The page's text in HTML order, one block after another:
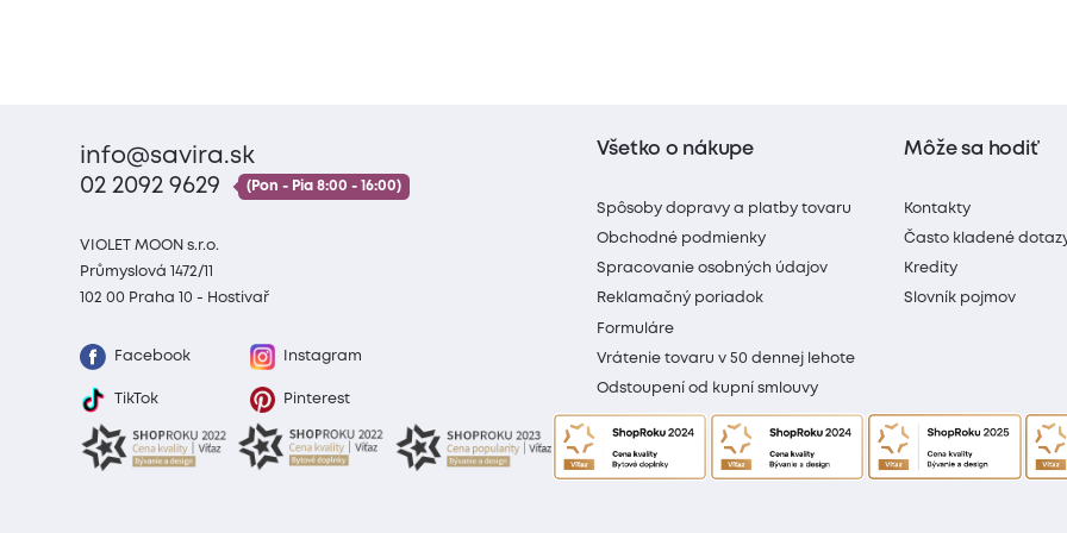
info@savira.sk
02 2092 9629
(Pon - Pia 8:00 - 16:00)
VIOLET MOON s.r.o.
Průmyslová 1472/11
102 00 Praha 10 - Hostivař
Facebook Instagram
TikTok Pinterest
Všetko o nákupe
Spôsoby dopravy a platby tovaru
Obchodné podmienky
Spracovanie osobných údajov
Reklamačný poriadok
Formuláre
Vrátenie tovaru v 50 dennej lehote
Odstoupení od kupní smlouvy
Môže sa hodiť
Kontakty
Často kladené
Kredity
Slovník pojmov